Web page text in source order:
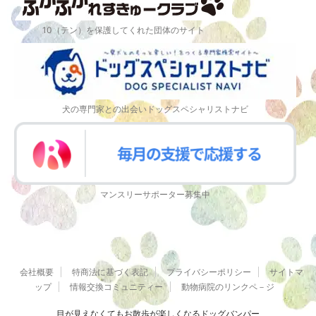
10（テン）を保護してくれた団体のサイト
犬の専門家との出会いドッグスペシャリストナビ
マンスリーサポーター募集中
会社概要 特商法に基づく表記 プライバシーポリシー
サイトマ
ップ
情報交換コミュニティー 動物病院のリンクペ－ジ
目が見えなくてもお散歩が楽しくなるドッグバンパー